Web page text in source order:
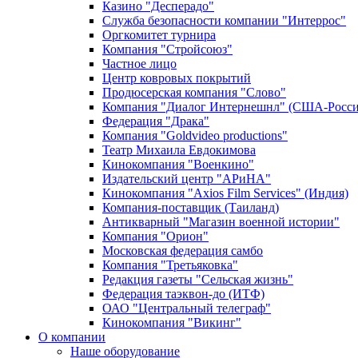
Казино "Десперадо"
Служба безопасности компании "Интеррос"
Оргкомитет турнира
Компания "Стройсоюз"
Частное лицо
Центр ковровых покрытий
Продюсерская компания "Слово"
Компания "Диалог Интернешнл" (США-
Федерация "Драка"
Компания "Goldvideo productions"
Театр Михаила Евдокимова
Кинокомпания "Военкино"
Издательский центр "АРиНА"
Кинокомпания "Axios Film Services" (Индия)
Компания-поставщик (Таиланд)
Антикварный "Магазин военной истории"
Компания "Орион"
Московская федерация самбо
Компания "Третьяковка"
Редакция газеты "Сельская жизнь"
Федерация таэквон-до (ИТФ)
ОАО "Центральный телеграф"
Кинокомпания "Викинг"
О компании
Наше оборудование